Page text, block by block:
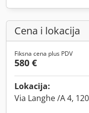
Cena i lokacija
Fiksna cena plus PDV
580 €
Lokacija:
Via Langhe /A 4,